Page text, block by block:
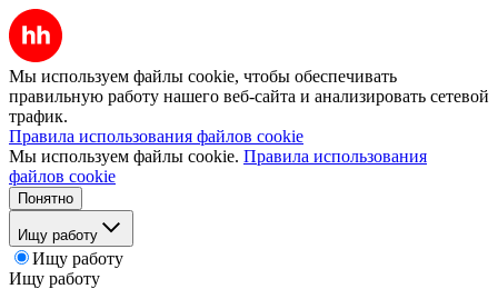
Мы используем файлы cookie, чтобы обеспечивать
правильную работу нашего веб-сайта и анализировать сетевой
трафик.
Правила использования файлов cookie
Мы используем файлы cookie. Правила использования
файлов cookie
Понятно
Ищу работу
Ищу работу
Ищу работу